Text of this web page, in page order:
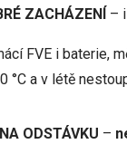
ZACHÁZENÍ
– i
FVE i baterie,
°C a v létě
ODSTÁVKU –